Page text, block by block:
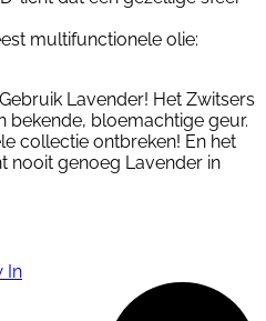
multifunctionele olie:
Lavender! Het Zwitsers
bekende, bloemachtige geur.
collectie ontbreken! En het
nooit genoeg Lavender in
In